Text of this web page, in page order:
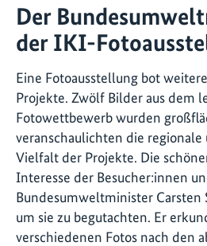
Der
der IKI-
Eine Fotoausstellung bot
Projekte. Zwölf Bilder aus dem
Fotowettbewerb wurden
veranschaulichten die
Vielfalt der Projekte. Die
Interesse der Besucher:innen
Bundesumweltminister Carsten
um sie zu begutachten. Er
verschiedenen Fotos nach den